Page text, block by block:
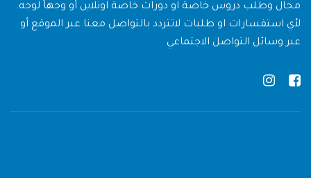
مجال وطلب دروس خاصة او دورات خاصة اونلاين أو وجهاً لوجه.
لأي استفسارات او طلبات لاتتردد بالتواصل معنا عبر الموقع أو
عبر وسائل التواصل الاجتماعي